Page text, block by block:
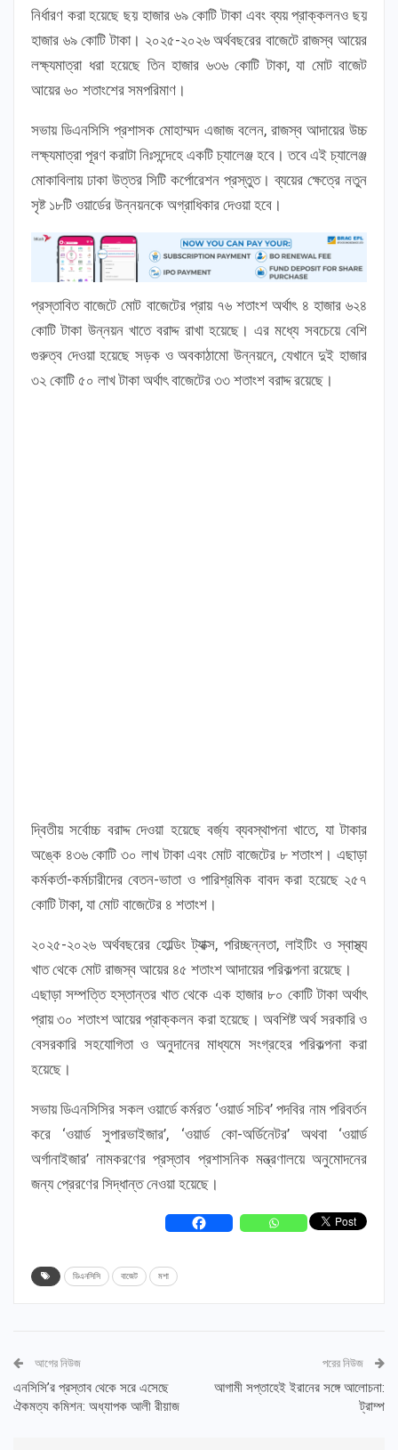
নির্ধারণ করা হয়েছে ছয় হাজার ৬৯ কোটি টাকা এবং ব্যয় প্রাক্কলনও ছয়
হাজার ৬৯ কোটি টাকা। ২০২৫-২০২৬ অর্থবছরের বাজেটে রাজস্ব আয়ের
লক্ষ্যমাত্রা ধরা হয়েছে তিন হাজার ৬৩৬ কোটি টাকা, যা মোট বাজেট
আয়ের ৬০ শতাংশের সমপরিমাণ।
সভায় ডিএনসিসি প্রশাসক মোহাম্মদ এজাজ বলেন, রাজস্ব আদায়ের উচ্চ
লক্ষ্যমাত্রা পূরণ করাটা নিঃসন্দেহে একটি চ্যালেঞ্জ হবে। তবে এই চ্যালেঞ্জ
মোকাবিলায় ঢাকা উত্তর সিটি কর্পোরেশন প্রস্তুত। ব্যয়ের ক্ষেত্রে নতুন
সৃষ্ট ১৮টি ওয়ার্ডের উন্নয়নকে অগ্রাধিকার দেওয়া হবে।
প্রস্তাবিত বাজেটে মোট বাজেটের প্রায় ৭৬ শতাংশ অর্থাৎ ৪ হাজার ৬২৪
কোটি টাকা উন্নয়ন খাতে বরাদ্দ রাখা হয়েছে। এর মধ্যে সবচেয়ে বেশি
গুরুত্ব দেওয়া হয়েছে সড়ক ও অবকাঠামো উন্নয়নে, যেখানে দুই হাজার
৩২ কোটি ৫০ লাখ টাকা অর্থাৎ বাজেটের ৩৩ শতাংশ বরাদ্দ রয়েছে।
দ্বিতীয় সর্বোচ্চ বরাদ্দ দেওয়া হয়েছে বর্জ্য ব্যবস্থাপনা খাতে, যা টাকার
অঙ্কে ৪৩৬ কোটি ৩০ লাখ টাকা এবং মোট বাজেটের ৮ শতাংশ। এছাড়া
কর্মকর্তা-কর্মচারীদের বেতন-ভাতা ও পারিশ্রমিক বাবদ করা হয়েছে ২৫৭
কোটি টাকা, যা মোট বাজেটের ৪ শতাংশ।
২০২৫-২০২৬ অর্থবছরের হোল্ডিং ট্যাক্স, পরিচ্ছন্নতা, লাইটিং ও স্বাস্থ্য
খাত থেকে মোট রাজস্ব আয়ের ৪৫ শতাংশ আদায়ের পরিকল্পনা রয়েছে।
এছাড়া সম্পত্তি হস্তান্তর খাত থেকে এক হাজার ৮০ কোটি টাকা অর্থাৎ
প্রায় ৩০ শতাংশ আয়ের প্রাক্কলন করা হয়েছে। অবশিষ্ট অর্থ সরকারি ও
বেসরকারি সহযোগিতা ও অনুদানের মাধ্যমে সংগ্রহের পরিকল্পনা করা
হয়েছে।
সভায় ডিএনসিসির সকল ওয়ার্ডে কর্মরত ‘ওয়ার্ড সচিব’ পদবির নাম পরিবর্তন
করে ‘ওয়ার্ড সুপারভাইজার’, ‘ওয়ার্ড কো-অর্ডিনেটর’ অথবা ‘ওয়ার্ড
অর্গানাইজার’ নামকরণের প্রস্তাব প্রশাসনিক মন্ত্রণালয়ে অনুমোদনের
জন্য প্রেরণের সিদ্ধান্ত নেওয়া হয়েছে।
ডিএনসিসি বাজেট মশা
আগের নিউজ
এনসিসি’র প্রস্তাব থেকে সরে এসেছে
ঐকমত্য কমিশন: অধ্যাপক আলী রীয়াজ
পরের নিউজ
আগামী সপ্তাহেই ইরানের সঙ্গে আলোচনা:
ট্রাম্প